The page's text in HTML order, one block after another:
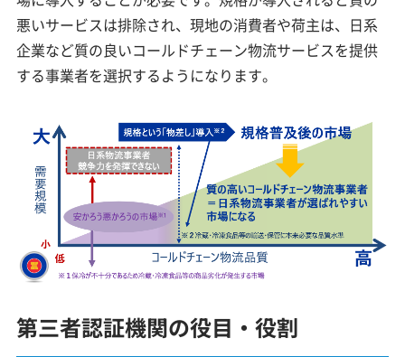
悪いサービスは排除され、現地の消費者や荷主は、日系
企業など質の良いコールドチェーン物流サービスを提供
する事業者を選択するようになります。
第三者認証機関の役目・役割